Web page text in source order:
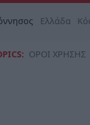
Ελλάδα
ΟΡΟΙ ΧΡΗΣΗΣ